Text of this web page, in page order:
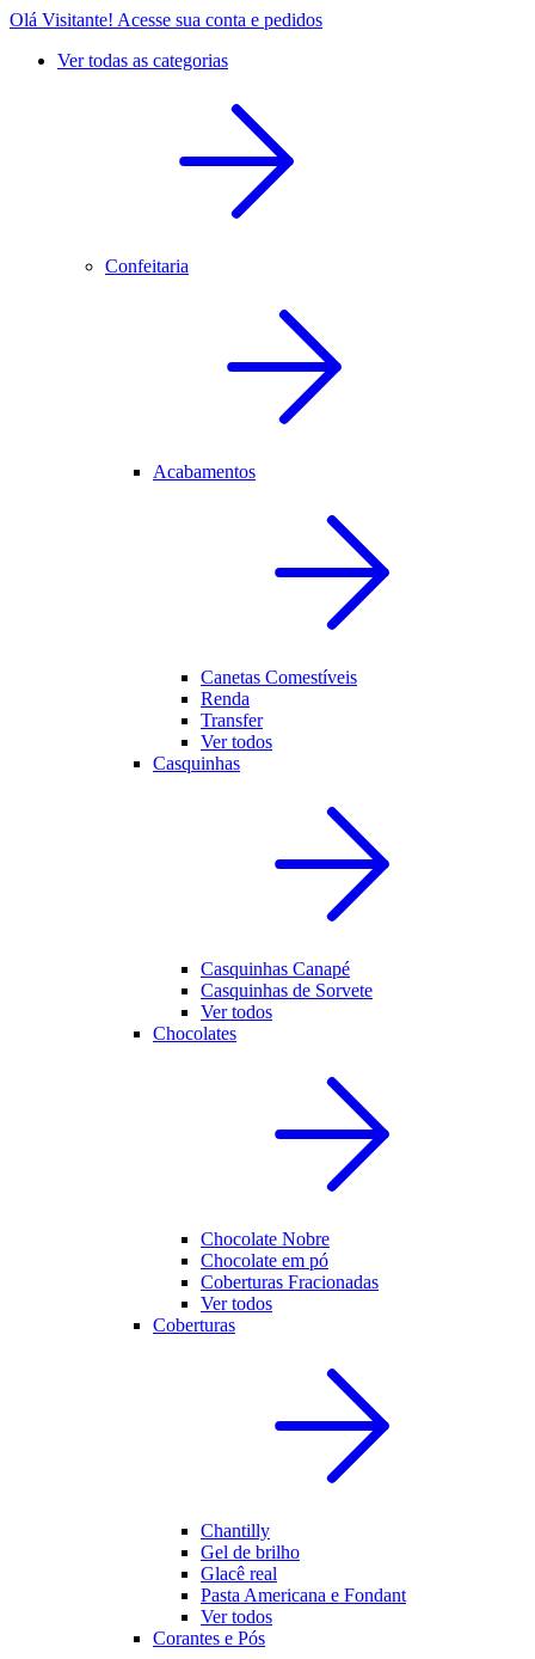
Olá Visitante! Acesse sua conta e pedidos
Ver todas as categorias
Confeitaria
Acabamentos
Canetas Comestíveis
Renda
Transfer
Ver todos
Casquinhas
Casquinhas Canapé
Casquinhas de Sorvete
Ver todos
Chocolates
Chocolate Nobre
Chocolate em pó
Coberturas Fracionadas
Ver todos
Coberturas
Chantilly
Gel de brilho
Glacê real
Pasta Americana e Fondant
Ver todos
Corantes e Pós